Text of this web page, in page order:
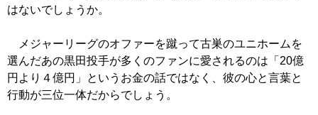
はないでしょうか。
メジャーリーグのオファーを蹴って古巣のユニホームを
選んだあの黒田投手が多くのファンに愛されるのは「20億
円より４億円」というお金の話ではなく、彼の心と言葉と
行動が三位一体だからでしょう。